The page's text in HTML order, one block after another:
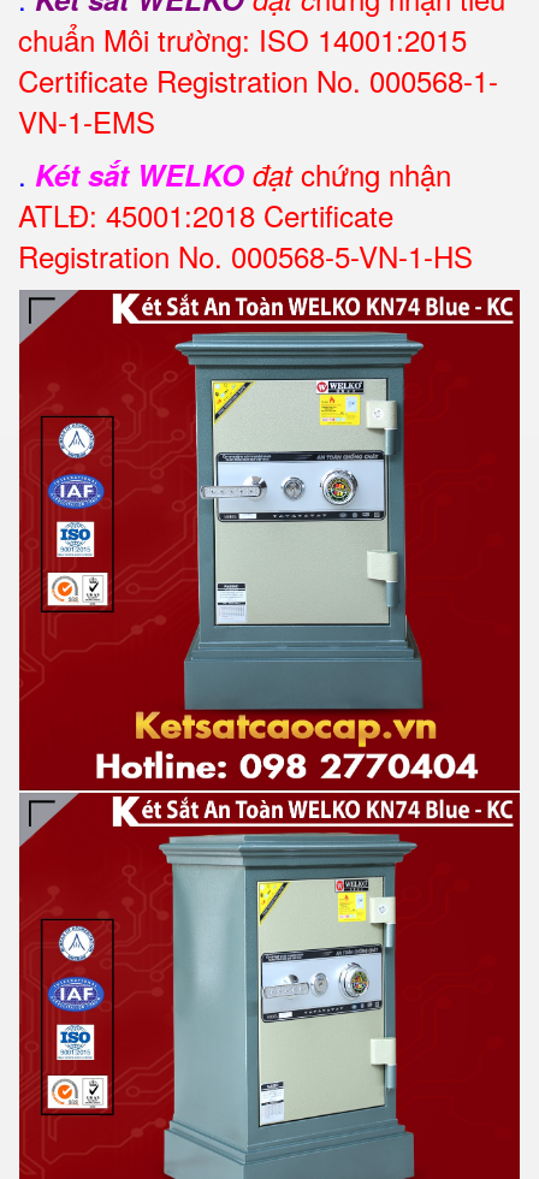
chuẩn Môi trường: ISO 14001:2015
Certificate Registration No. 000568-1-
VN-1-EMS
. Két sắt WELKO đạtchứng nhận
ATLĐ: 45001:2018 Certificate
Registration No. 000568-5-VN-1-HS